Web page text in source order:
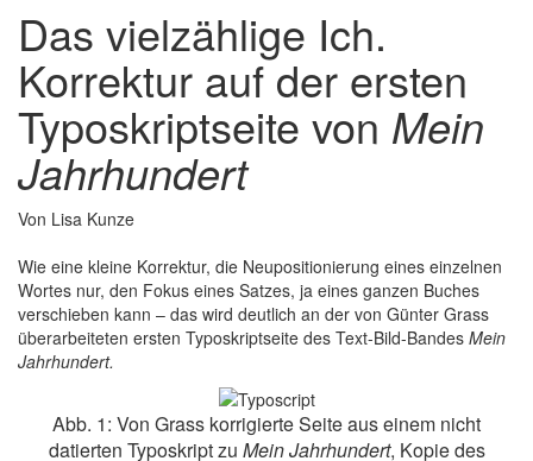
Das vielzählige Ich.
Korrektur auf der ersten
Typoskriptseite von Mein
Jahrhundert
Von Lisa Kunze
Wie eine kleine Korrektur, die Neupositionierung eines einzelnen
Wortes nur, den Fokus eines Satzes, ja eines ganzen Buches
verschieben kann – das wird deutlich an der von Günter Grass
überarbeiteten ersten Typoskriptseite des Text-Bild-Bandes Mein
Jahrhundert.
Abb. 1: Von Grass korrigierte Seite aus einem nicht
datierten Typoskript zu Mein Jahrhundert, Kopie des